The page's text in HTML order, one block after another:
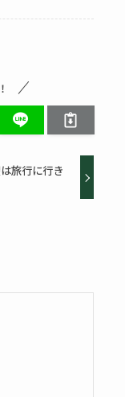
旅行に行き